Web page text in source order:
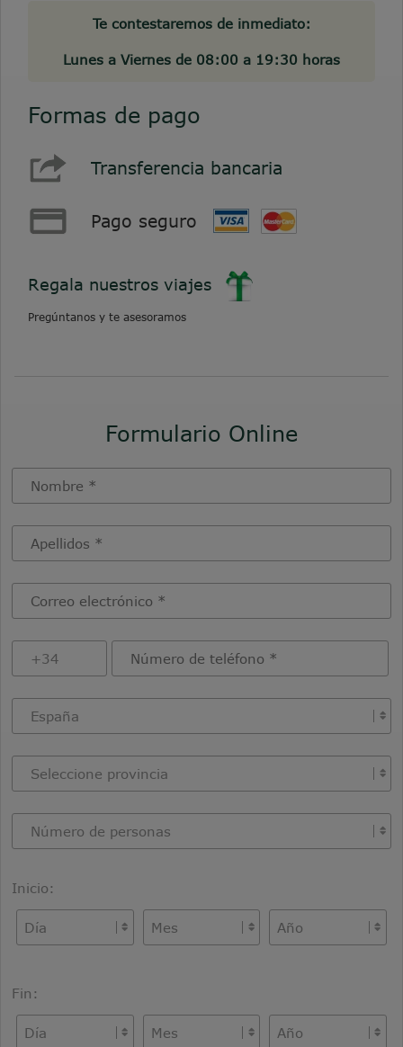
Te contestaremos de inmediato:
Lunes a Viernes de 08:00 a 19:30 horas
Formas de pago
Transferencia bancaria
Pago seguro
Regala nuestros viajes
Pregúntanos y te asesoramos
Formulario Online
Inicio:
Fin: